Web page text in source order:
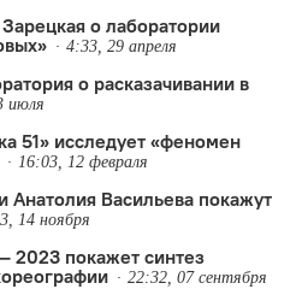
о лаборатории
4:33, 29 апреля
о расказачивании в
июля
51» исследует «феномен
16:03, 12 февраля
Анатолия Васильева покажут
14 ноября
2023 покажет синтез
22:32, 07 сентября